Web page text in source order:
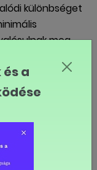
különbséget
meg,
megvizsgálják
bevétel
alatt
az eurózónára,
szintén teret
a